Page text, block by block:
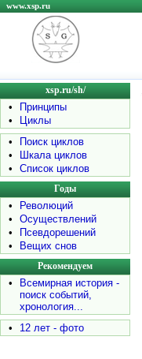
www.xsp.ru
xsp.ru/sh/
•
Принципы
•
Циклы
•
Поиск циклов
•
Шкала циклов
•
Список циклов
Годы
•
Революций
•
Осуществлений
•
Псевдорешений
•
Вещих снов
Рекомендуем
•
Всемирная история -
поиск событий,
хронология...
•
12 лет - фото